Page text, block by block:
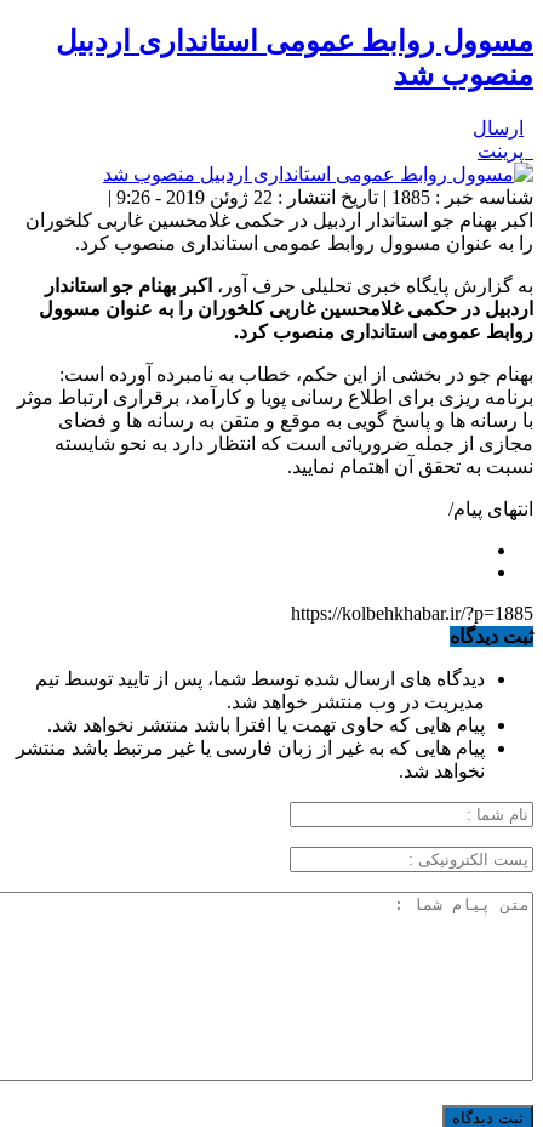
مسوول روابط عمومی استانداری اردبیل
منصوب شد
ارسال
پرینت
شناسه خبر : 1885 | تاریخ انتشار : 22 ژوئن 2019 - 9:26 |
اکبر بهنام جو استاندار اردبیل در حکمی غلامحسین غاربی کلخوران
را به عنوان مسوول روابط عمومی استانداری منصوب کرد.
به گزارش پایگاه خبری تحلیلی حرف آور، اکبر بهنام جو استاندار
اردبیل در حکمی غلامحسین غاربی کلخوران را به عنوان مسوول
روابط عمومی استانداری منصوب کرد.
بهنام جو در بخشی از این حکم، خطاب به نامبرده آورده است:
برنامه ریزی برای اطلاع رسانی پویا و کارآمد، برقراری ارتباط موثر
با رسانه ها و پاسخ گویی به موقع و متقن به رسانه ها و فضای
مجازی از جمله ضروریاتی است که انتظار دارد به نحو شایسته
نسبت به تحقق آن اهتمام نمایید.
انتهای پیام/
https://kolbehkhabar.ir/?p=1885
ثبت دیدگاه
دیدگاه های ارسال شده توسط شما، پس از تایید توسط تیم
مدیریت در وب منتشر خواهد شد.
پیام هایی که حاوی تهمت یا افترا باشد منتشر نخواهد شد.
پیام هایی که به غیر از زبان فارسی یا غیر مرتبط باشد منتشر
نخواهد شد.